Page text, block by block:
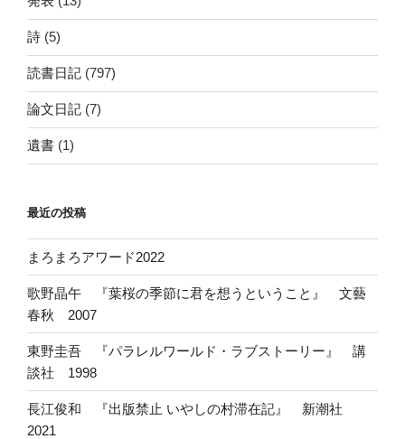
詩 (5)
読書日記 (797)
論文日記 (7)
遺書 (1)
最近の投稿
まろまろアワード2022
歌野晶午 『葉桜の季節に君を想うということ』 文藝
春秋 2007
東野圭吾 『パラレルワールド・ラブストーリー』 講
談社 1998
長江俊和 『出版禁止 いやしの村滞在記』 新潮社
2021